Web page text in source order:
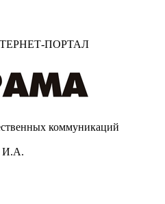
ПОРТАЛ
коммуникаций
И.А.